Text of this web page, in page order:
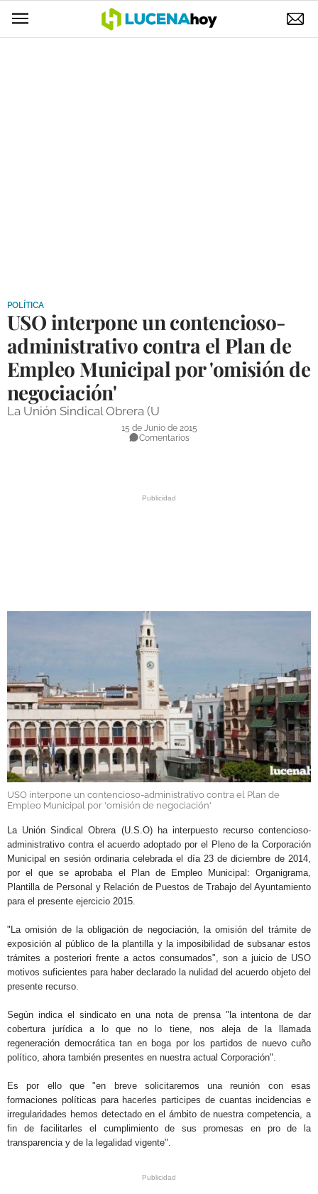
DEPORTES
COMPETICIONES
DEPORTE BASE
OPINIÓN
GALERÍAS
POLÍTICA
USO interpone un contencioso-
administrativo contra el Plan de
Empleo Municipal por 'omisión de
negociación'
La Unión Sindical Obrera (U
15 de Junio de 2015
Comentarios
USO interpone un contencioso-administrativo contra el Plan de
Empleo Municipal por 'omisión de negociación'
La Unión Sindical Obrera (U.S.O) ha interpuesto recurso contencioso-
administrativo contra el acuerdo adoptado por el Pleno de la Corporación
Municipal en sesión ordinaria celebrada el día 23 de diciembre de 2014,
por el que se aprobaba el Plan de Empleo Municipal: Organigrama,
Plantilla de Personal y Relación de Puestos de Trabajo del Ayuntamiento
para el presente ejercicio 2015.
"La omisión de la obligación de negociación, la omisión del trámite de
exposición al público de la plantilla y la imposibilidad de subsanar estos
trámites a posteriori frente a actos consumados", son a juicio de USO
motivos suficientes para haber declarado la nulidad del acuerdo objeto del
presente recurso.
Según indica el sindicato en una nota de prensa "la intentona de dar
cobertura jurídica a lo que no lo tiene, nos aleja de la llamada
regeneración democrática tan en boga por los partidos de nuevo cuño
político, ahora también presentes en nuestra actual Corporación".
Es por ello que "en breve solicitaremos una reunión con esas
formaciones políticas para hacerles participes de cuantas incidencias e
irregularidades hemos detectado en el ámbito de nuestra competencia, a
fin de facilitarles el cumplimiento de sus promesas en pro de la
transparencia y de la legalidad vigente".